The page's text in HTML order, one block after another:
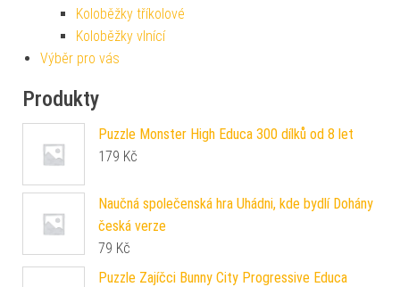
Koloběžky tříkolové
Koloběžky vlnící
Výběr pro vás
Produkty
Puzzle Monster High Educa 300 dílků od 8 let
179 Kč
Naučná společenská hra Uhádni, kde bydlí Dohány
česká verze
79 Kč
Puzzle Zajíčci Bunny City Progressive Educa